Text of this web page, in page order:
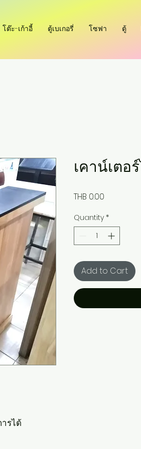
โต๊ะ-เก้าอี้ ตู้เบเกอรี่ โซฟา ตู้
รได้
เคาน์เตอ
THB 0.00
Quantity *
Add to Cart